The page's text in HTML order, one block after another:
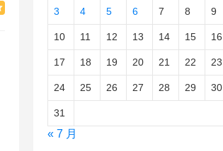
3 4 5 6 7 8 9
10 11 12 13 14 15 16
17 18 19 20 21 22 23
24 25 26 27 28 29 30
31
« 7 月